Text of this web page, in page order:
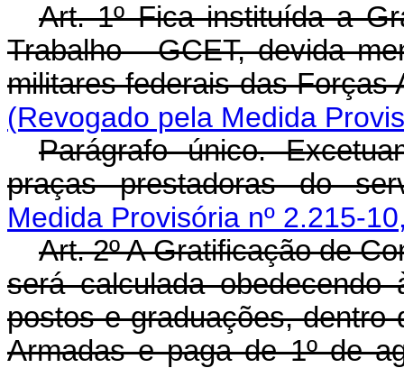
Art. 1º Fica instituída a
Trabalho - GCET, devida
militares federais das Forças
(Revogado pela Medida
Parágrafo único.
praças prestadoras do
Medida Provisória nº 2.215-
Art. 2º A Gratificação de
será calculada
postos e graduações,
Armadas e paga de 1º de